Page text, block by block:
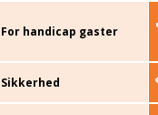
For handicap gaster
Sikkerhed